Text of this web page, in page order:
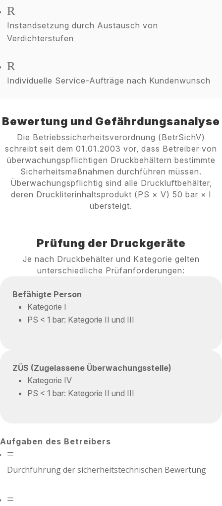
R
Instandsetzung durch Austausch von
Verdichterstufen
R
Individuelle Service-Aufträge nach Kundenwunsch
Bewertung und Gefährdungsanalyse
Die Betriebssicherheitsverordnung (BetrSichV)
schreibt seit dem 01.01.2003 vor, dass Betreiber von
überwachungspflichtigen Druckbehältern bestimmte
Sicherheitsmaßnahmen durchführen müssen.
Überwachungspflichtig sind alle Druckluftbehälter,
deren Druckliterinhaltsprodukt (PS × V) 50 bar × l
übersteigt.
Prüfung der Druckgeräte
Je nach Druckbehälter und Kategorie gelten
unterschiedliche Prüfanforderungen:
Befähigte Person
Kategorie I
PS < 1 bar: Kategorie II und III
ZÜS (Zugelassene Überwachungsstelle)
Kategorie IV
PS < 1 bar: Kategorie II und III
Aufgaben des Betreibers
=
Durchführung der sicherheitstechnischen Bewertung
=